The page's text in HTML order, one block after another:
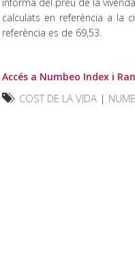
calculats en referència a la
referència es de 69,53.
Accés a Numbeo Index i
COST DE LA VIDA |